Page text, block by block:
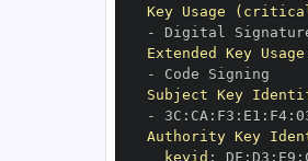
Key Usage
-
Extended Key Usage
-
Subject Key
-
3C : CA : F3 : E1 : F4:
Authority Key
keyid : DF : D3 : E9 :